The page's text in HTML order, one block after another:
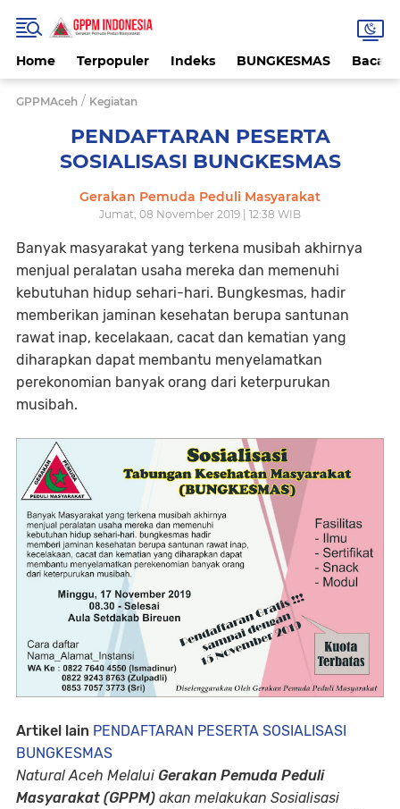
Home Terpopuler Indeks BUNGKESMAS
GPPMAceh / Kegiatan
PENDAFTARAN PESERTA
SOSIALISASI BUNGKESMAS
Gerakan Pemuda Peduli Masyarakat
Jumat, 08 November 2019 | 12:38 WIB
Banyak masyarakat yang terkena musibah akhirnya
menjual peralatan usaha mereka dan memenuhi
kebutuhan hidup sehari-hari. Bungkesmas, hadir
memberikan jaminan kesehatan berupa santunan
rawat inap, kecelakaan, cacat dan kematian yang
diharapkan dapat membantu menyelamatkan
perekonomian banyak orang dari keterpurukan
musibah.
Artikel lain PENDAFTARAN PESERTA SOSIALISASI
BUNGKESMAS
Natural Aceh Melalui Gerakan Pemuda Peduli
Masyarakat (GPPM) akan melakukan Sosialisasi